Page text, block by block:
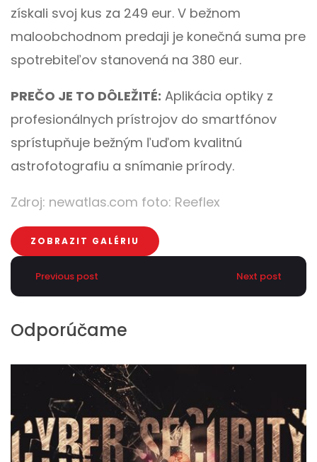
získali svoj kus za 249 eur. V bežnom
maloobchodnom predaji je konečná suma pre
spotrebiteľov stanovená na 380 eur.
PREČO JE TO DÔLEŽITÉ: Aplikácia optiky z
profesionálnych prístrojov do smartfónov
sprístupňuje bežným ľuďom kvalitnú
astrofotografiu a snímanie prírody.
Zdroj: newatlas.com foto: Reeflex
ZOBRAZIT GALÉRIU
Previous post Next post
Odporúčame